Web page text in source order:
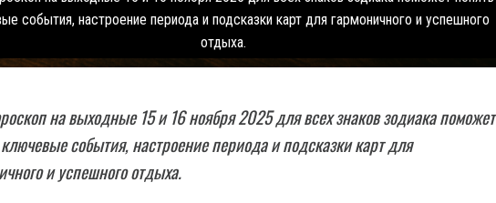
события, настроение периода и подсказки карт для гармоничного и успешного
отдыха.
на выходные 15 и 16 ноября 2025 для всех знаков зодиака поможет
события, настроение периода и подсказки карт для
и успешного отдыха.